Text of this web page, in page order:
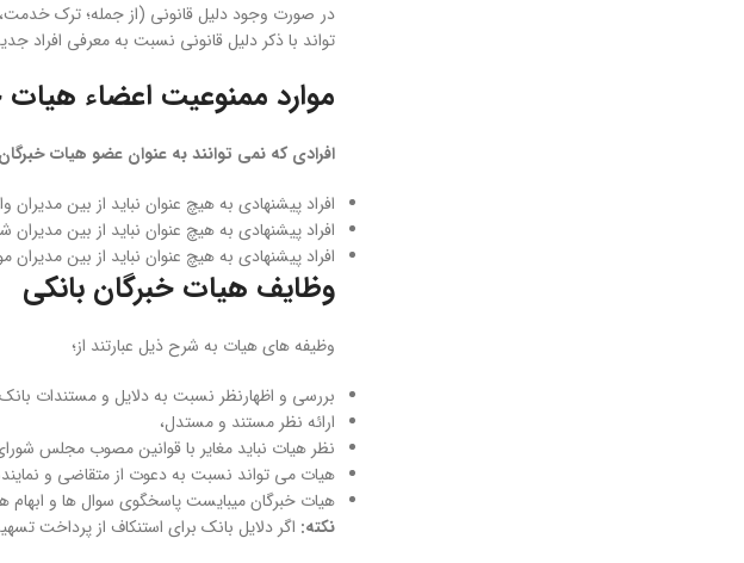
تواند با ذكر دليل قانونی نسبت به معرفی افراد
موارد ممنوعیت اعضاء ­هیات
افرادی که نمی توانند به ­عنوان عضو هیات
افراد پيشنهادی به هيچ عنوان نبايد از بين
افراد پيشنهادی به هيچ عنوان نبايد از بين
افراد پيشنهادی به هيچ عنوان نبايد از بين
وظایف هيات خبرگان بانکی
وظیفه ­های هيات به شرح ذیل عبارتند از؛
بررسی و اظهارنظر نسبت به دلايل و مستندات
ارائه نظر مستند و مستدل،
نظر هيات نبايد مغاير با قوانين مصوب مجلس
هيات می ­تواند نسبت به دعوت از متقاضی و
هيات خبرگان ميبايست پاسخگوی سوال­ ها و ابهام
نکته: اگر دلايل بانک برای استنكاف از پرداخت